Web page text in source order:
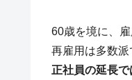
60歳を境に、
再雇用は多数派
正社員の延長で